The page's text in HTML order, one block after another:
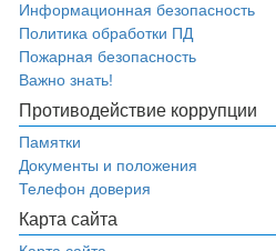
Информационная безопасность
Политика обработки ПД
Пожарная безопасность
Важно знать!
Противодействие коррупции
Памятки
Документы и положения
Телефон доверия
Карта сайта